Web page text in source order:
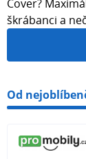
Cover?
škrábanci a
Od